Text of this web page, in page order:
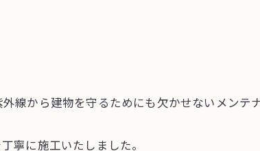
線から建物を守るためにも欠かせないメンテナ
寧に施工いたしました。